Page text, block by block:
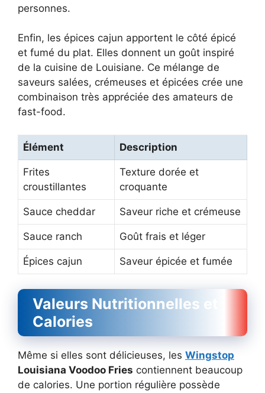
personnes.
Enfin, les épices cajun apportent le côté épicé
et fumé du plat. Elles donnent un goût inspiré
de la cuisine de Louisiane. Ce mélange de
saveurs salées, crémeuses et épicées crée une
combinaison très appréciée des amateurs de
fast-food.
Élément Description
Frites
croustillantes
Texture dorée et
croquante
Sauce cheddar Saveur riche et crémeuse
Sauce ranch Goût frais et léger
Épices cajun Saveur épicée et fumée
Valeurs Nutritionnelles et
Calories
Même si elles sont délicieuses, les Wingstop
Louisiana Voodoo Fries contiennent beaucoup
de calories. Une portion régulière possède